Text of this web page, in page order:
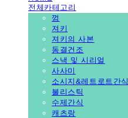
전체카테고리
껌
져키
져키의 사본
동결건조
스낵 및 시리얼
사사미
소시지&레트로트간식
불리스틱
수제간식
캐츠랑